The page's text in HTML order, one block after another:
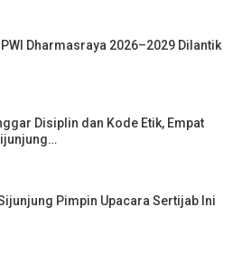
Dharmasraya 2026–2029 Dilantik
Disiplin dan Kode Etik, Empat
Pimpin Upacara Sertijab Ini